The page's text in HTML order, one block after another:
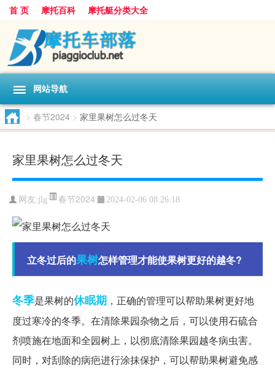
首 页 摩托百科 摩托艇分类大全
网站导航
> 春节2024 > 家里果树怎么过冬天
家里果树怎么过冬天
网友:jlg 春节2024 2024-02-06 08:26:18
立冬过后的果树怎样管理才能使果树更好的越冬?
冬季是果树的休眠期 ，正确的管理可以帮助果树更好地
度过寒冷的冬季。在清除果园杂物之后，可以使用石硫合
剂喷施在地面和全园树上，以彻底清除果园越冬病虫害。
同时，对刮除的病疤进行涂抹保护，可以帮助果树避免感